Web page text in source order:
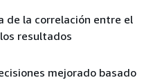
de la correlación entre el
resultados
mejorado basado